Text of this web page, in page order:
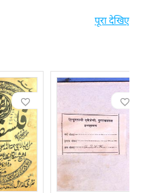
पूरा देखिए